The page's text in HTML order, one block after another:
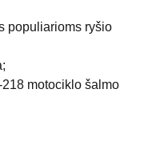
populiarioms ryšio
motociklo šalmo